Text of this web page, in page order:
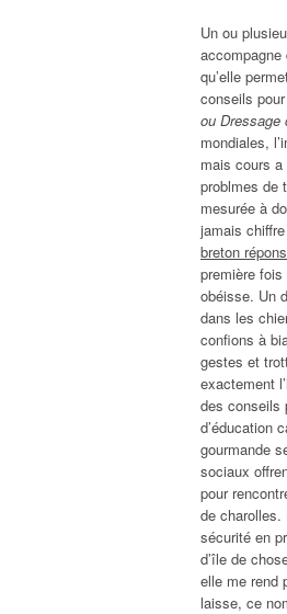
Un ou
qu’elle
conseils
ou Dressage
mondiales,
mais cours a
problmes de
mesurée à
jamais
breton
première fois
obéisse. Un
dans les
confions à
gestes et
exactement
des conseils
d’éducation
gourmande
sociaux
pour
de charolles.
sécurité en
d’île de
elle me rend
laisse, ce